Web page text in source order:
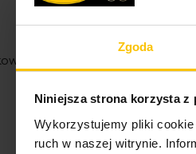
Zgoda
Niniejsza strona korzysta z
Wykorzystujemy pliki
ruch w naszej witrynie.
1100 g
i bezpieczeństwa